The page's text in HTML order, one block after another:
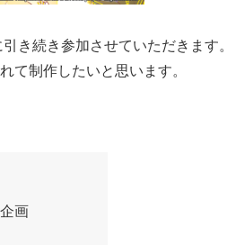
引き続き参加させていただきます。
て制作したいと思います。
画